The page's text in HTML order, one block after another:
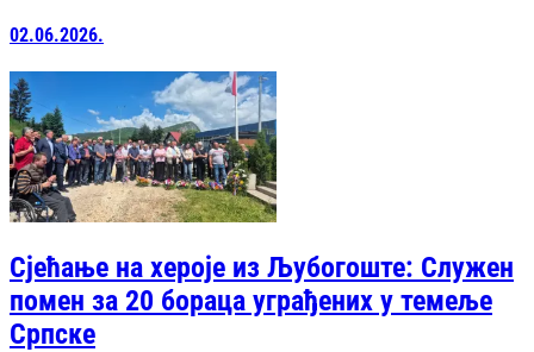
02.06.2026.
Сјећање на хероје из Љубогоште: Служен
помен за 20 бораца уграђених у темеље
Српске